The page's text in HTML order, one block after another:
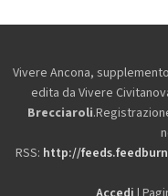
Vivere Ancona,
edita da Vivere
Brecciaroli
RSS: http://